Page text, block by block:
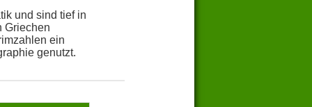
und sind tief in
Griechen
ein
genutzt.